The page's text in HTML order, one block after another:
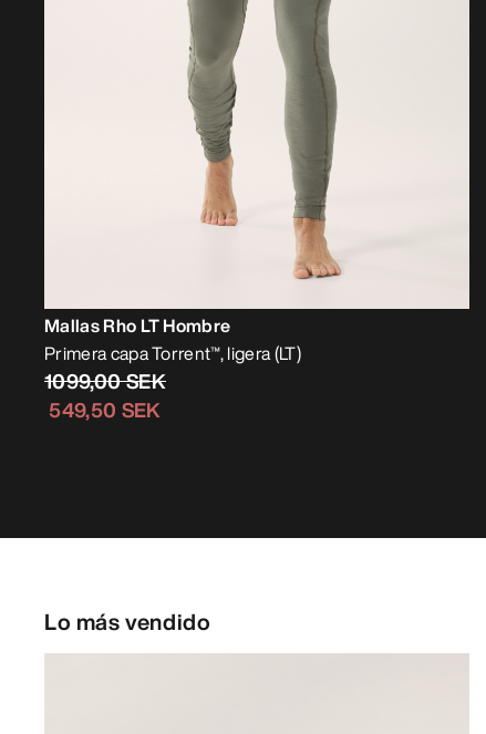
Mallas Rho LT Hombre
Primera capa Torrent™, ligera (LT)
1099,00 SEK
549,50 SEK
Lo más vendido